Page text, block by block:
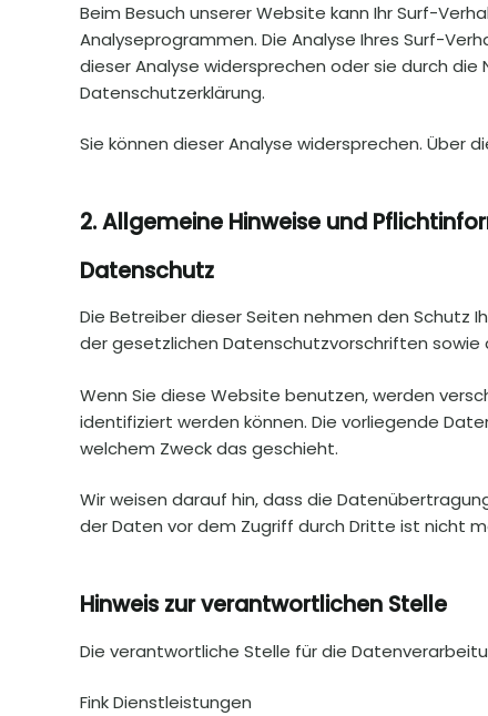
Beim Besuch unserer Website kann Ihr Surf-
Analyseprogrammen. Die Analyse Ihres Surf-
dieser Analyse widersprechen oder sie durch
Datenschutzerklärung.
Sie können dieser Analyse widersprechen. Über
2. Allgemeine Hinweise und
Datenschutz
Die Betreiber dieser Seiten nehmen den Schutz
der gesetzlichen Datenschutzvorschriften sowie
Wenn Sie diese Website benutzen, werden
identifiziert werden können. Die vorliegende
welchem Zweck das geschieht.
Wir weisen darauf hin, dass die
der Daten vor dem Zugriff durch Dritte ist nicht
Hinweis zur verantwortlichen Stelle
Die verantwortliche Stelle für die
Fink Dienstleistungen